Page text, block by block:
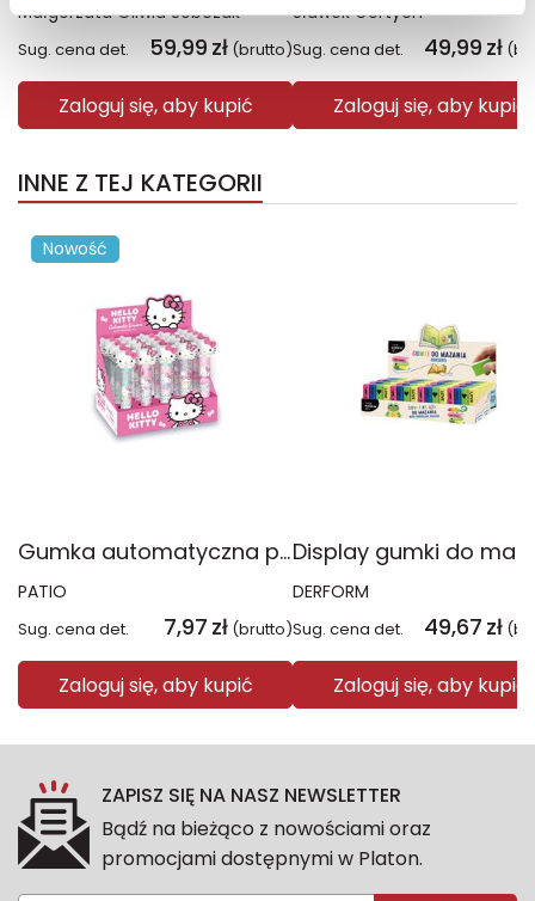
Małgorzata Oliwia Sobczak
Sug. cena det. 59,99 zł (brutto)
Zaloguj się, aby kupić
Sławek Gortych
Sug. cena det. 49,99 zł
Zaloguj się, aby kupić
INNE Z TEJ KATEGORII
Nowość
Gumka automatyczna pastel Hello Kitty 1szt.mix
PATIO
Sug. cena det. 7,97 zł (brutto)
Zaloguj się, aby kupić
DERFORM
Sug. cena det. 49,67 zł
Zaloguj się, aby kupić
ZAPISZ SIĘ NA NASZ NEWSLETTER
Bądź na bieżąco z nowościami oraz
promocjami dostępnymi w Platon.